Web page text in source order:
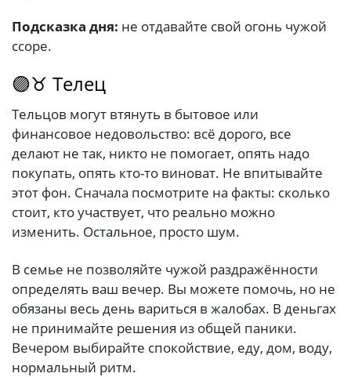
Подсказка дня: не отдавайте свой огонь чужой
ссоре.
🟣♉ Телец
Тельцов могут втянуть в бытовое или
финансовое недовольство: всё дорого, все
делают не так, никто не помогает, опять надо
покупать, опять кто-то виноват. Не впитывайте
этот фон. Сначала посмотрите на факты: сколько
стоит, кто участвует, что реально можно
изменить. Остальное, просто шум.
В семье не позволяйте чужой раздражённости
определять ваш вечер. Вы можете помочь, но не
обязаны весь день вариться в жалобах. В деньгах
не принимайте решения из общей паники.
Вечером выбирайте спокойствие, еду, дом, воду,
нормальный ритм.